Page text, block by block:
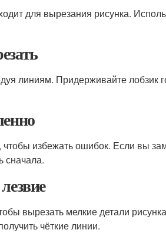
для вырезания рисунка.
линиям. Придерживайте лобзик
чтобы избежать ошибок. Если вы
сначала.
вырезать мелкие детали
чёткие линии.